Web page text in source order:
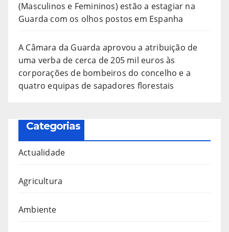
(Masculinos e Femininos) estão a estagiar na
Guarda com os olhos postos em Espanha
A Câmara da Guarda aprovou a atribuição de
uma verba de cerca de 205 mil euros às
corporações de bombeiros do concelho e a
quatro equipas de sapadores florestais
Categorias
Actualidade
Agricultura
Ambiente